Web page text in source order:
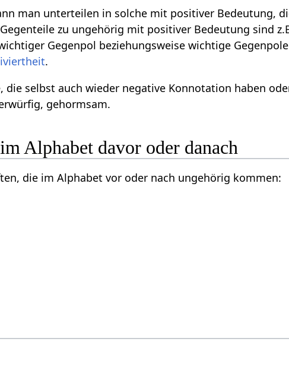
man unterteilen in solche mit positiver Bedeutung,
zu ungehörig mit positiver Bedeutung sind
Gegenpol beziehungsweise wichtige
.
die selbst auch wieder negative Konnotation haben
gehormsam.
Alphabet davor oder danach
die im Alphabet vor oder nach ungehörig kommen: